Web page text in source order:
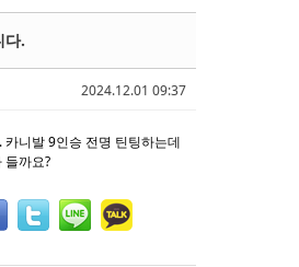
2024.12.01 09:37
다.
카니발 9인승 전명 틴팅하는데
들까요?
스케치북5
스케치북5
스케치북5
스케치북5